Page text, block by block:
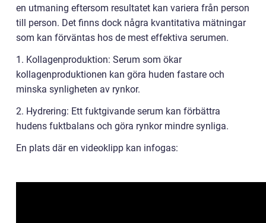
en utmaning eftersom resultatet kan variera från person
till person. Det finns dock några kvantitativa mätningar
som kan förväntas hos de mest effektiva serumen.
1. Kollagenproduktion: Serum som ökar
kollagenproduktionen kan göra huden fastare och
minska synligheten av rynkor.
2. Hydrering: Ett fuktgivande serum kan förbättra
hudens fuktbalans och göra rynkor mindre synliga.
En plats där en videoklipp kan infogas: